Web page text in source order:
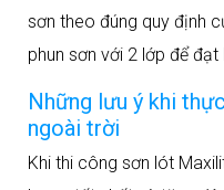
sơn theo đúng quy định
phun sơn với 2 lớp để
Những lưu ý khi
ngoài trời
Khi thi công sơn lót